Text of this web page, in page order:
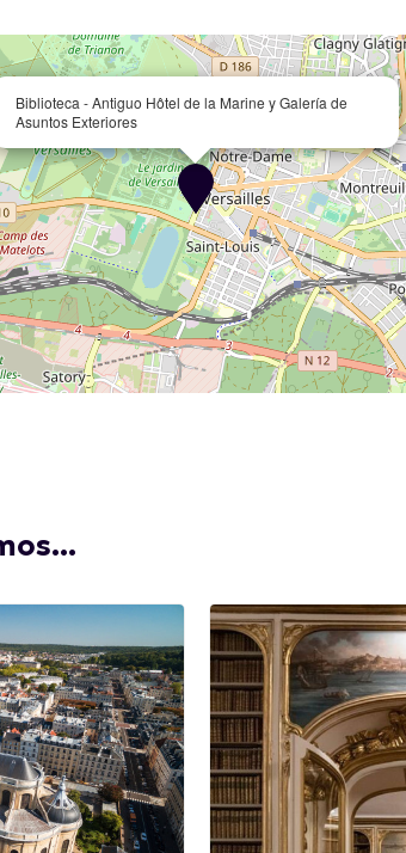
Biblioteca - Antiguo Hôtel de la Marine y Galería de
Asuntos Exteriores